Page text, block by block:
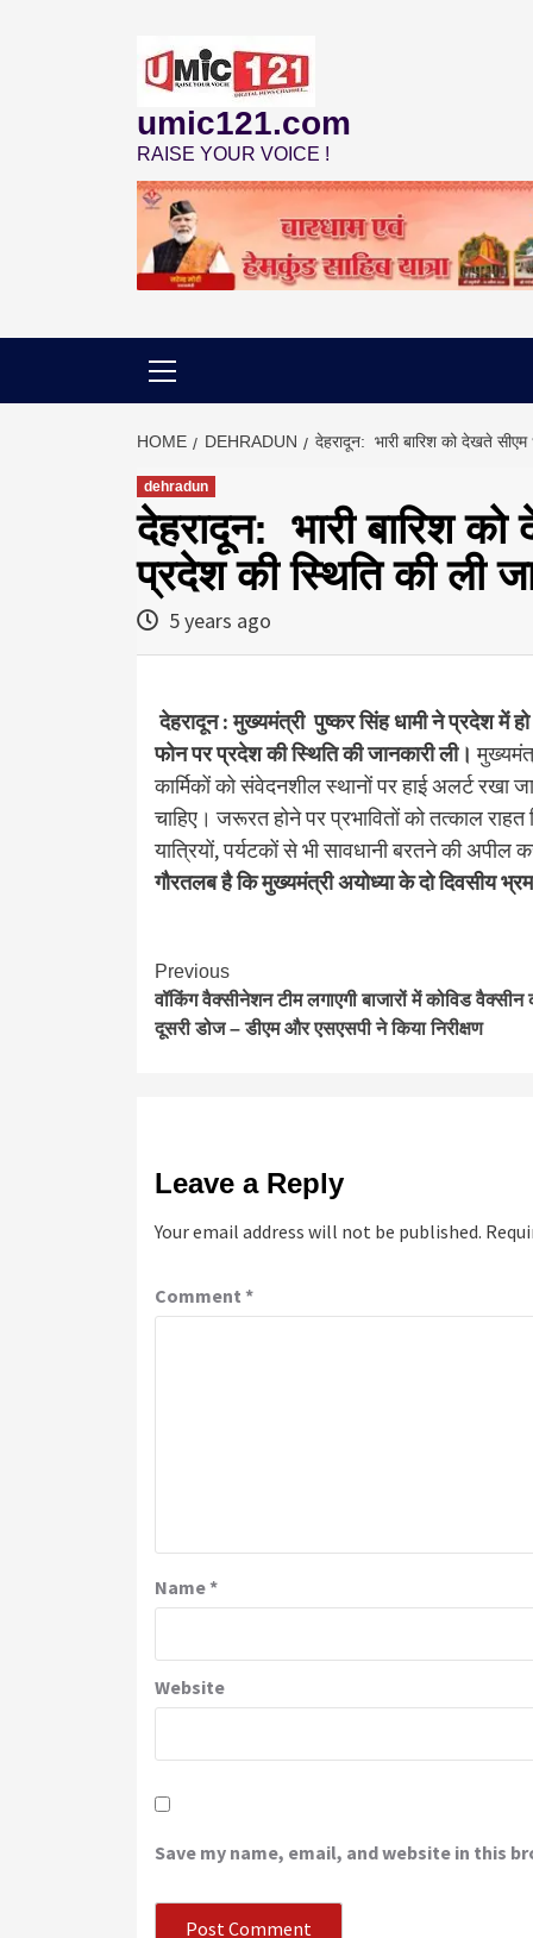
umic121.com
RAISE YOUR VOICE !
HOME DEHRADUN देहरादून: भारी बारिश को देखते
dehradun
देहरादून: भारी बारिश
प्रदेश की स्थिति की ली
5 years ago
देहरादून : मुख्यमंत्री पुष्कर सिंह धामी ने प्रदेश में
फोन पर प्रदेश की स्थिति की जानकारी ली।
कार्मिकों को संवेदनशील स्थानों पर हाई अलर्ट रखा
चाहिए। जरूरत होने पर प्रभावितों को तत्काल राहत
यात्रियों, पर्यटकों से भी सावधानी बरतने की अपील
गौरतलब है कि मुख्यमंत्री अयोध्या के दो
Continue
Reading
Previous
वॉकिंग वैक्सीनेशन टीम लगाएगी बाजारों में कोविड वैक्सीन
दूसरी डोज – डीएम और एसएसपी ने किया निरीक्षण
Leave a Reply
Your email address will not be published.
Comment *
Name*
Website
Save my name, email, and website in this